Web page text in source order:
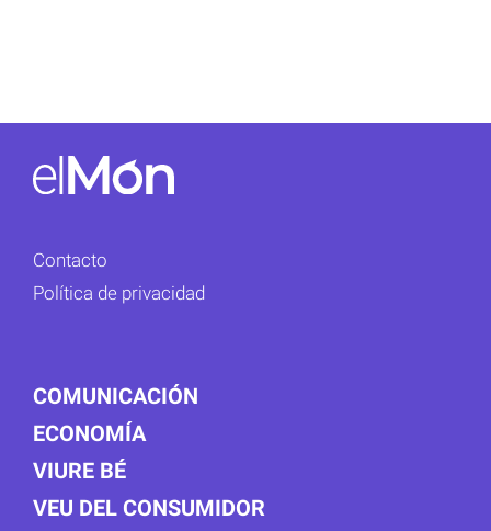
Contacto
Política de privacidad
COMUNICACIÓN
ECONOMÍA
VIURE BÉ
VEU DEL CONSUMIDOR